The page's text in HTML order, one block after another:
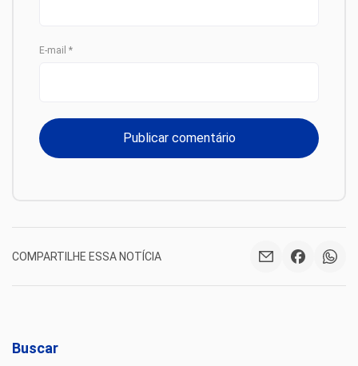
E-mail *
COMPARTILHE ESSA NOTÍCIA
Buscar